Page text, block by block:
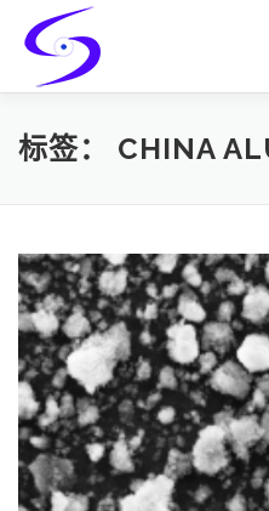
content
HOME PRODUCTS
标签： CHINA